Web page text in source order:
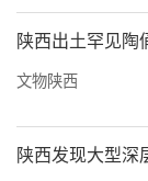
检查、网格
完成情况，
组创建，建
不安全行为
网格，明确
陕西出土罕见陶
文物陕西
陕西发现大型深